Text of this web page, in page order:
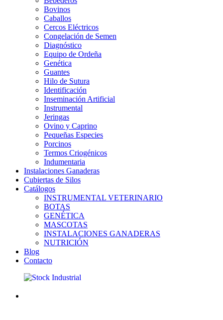
Bovinos
Caballos
Cercos Eléctricos
Congelación de Semen
Diagnóstico
Equipo de Ordeña
Genética
Guantes
Hilo de Sutura
Identificación
Inseminación Artificial
Instrumental
Jeringas
Ovino y Caprino
Pequeñas Especies
Porcinos
Termos Criogénicos
Indumentaria
Instalaciones Ganaderas
Cubiertas de Silos
Catálogos
INSTRUMENTAL VETERINARIO
BOTAS
GENÉTICA
MASCOTAS
INSTALACIONES GANADERAS
NUTRICIÓN
Blog
Contacto